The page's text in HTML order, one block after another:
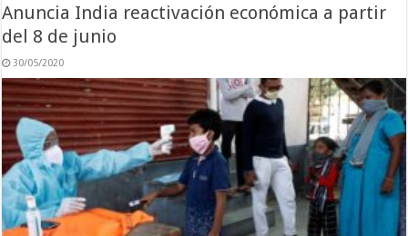
Anuncia India reactivación económica a partir
del 8 de junio
30/05/2020